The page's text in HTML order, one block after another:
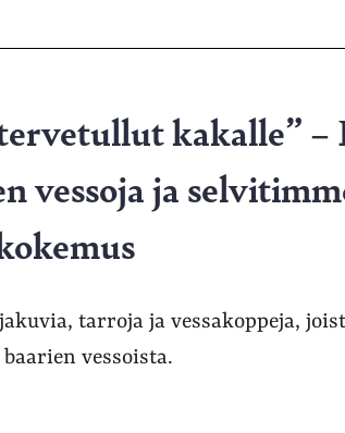
kakalle” –
vessoja ja
tarroja ja vessakoppeja,
vessoista.